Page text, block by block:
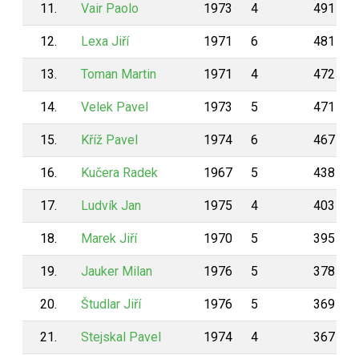
11. Vair Paolo 1973 4 491
12. Lexa Jiří 1971 6 481
13. Toman Martin 1971 4 472
14. Velek Pavel 1973 5 471
15. Kříž Pavel 1974 6 467
16. Kučera Radek 1967 5 438
17. Ludvík Jan 1975 4 403
18. Marek Jiří 1970 5 395
19. Jauker Milan 1976 5 378
20. Študlar Jiří 1976 5 369
21. Stejskal Pavel 1974 4 367